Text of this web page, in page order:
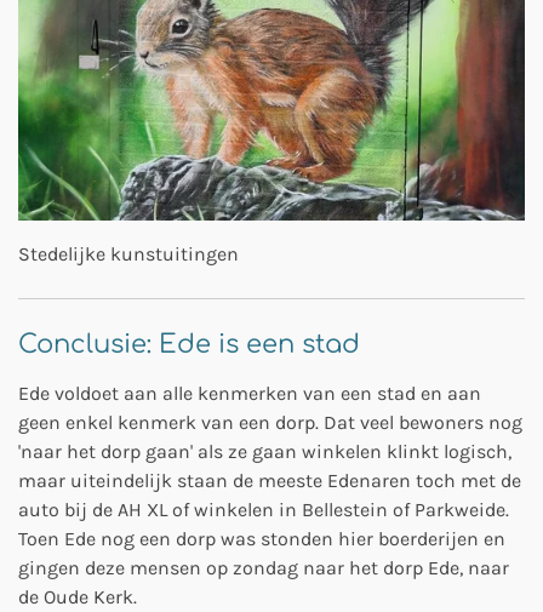
Stedelijke kunstuitingen
Conclusie: Ede is een stad
Ede voldoet aan alle kenmerken van een stad en aan
geen enkel kenmerk van een dorp. Dat veel bewoners nog
'naar het dorp gaan' als ze gaan winkelen klinkt logisch,
maar uiteindelijk staan de meeste Edenaren toch met de
auto bij de AH XL of winkelen in Bellestein of Parkweide.
Toen Ede nog een dorp was stonden hier boerderijen en
gingen deze mensen op zondag naar het dorp Ede, naar
de Oude Kerk.